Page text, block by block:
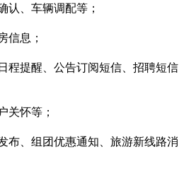
认、车辆调配等；
信息；
程提醒、公告订阅短信、招聘短信
关怀等；
布、组团优惠通知、旅游新线路消